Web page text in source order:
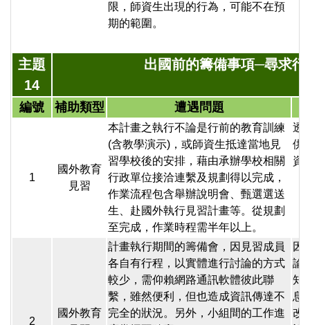
限，師資生出現的行為，可能不在預
期的範圍。
主題
14
出國前的籌備事項─尋求
編號 補助類型 遭遇問題
1
國外教育
見習
本計畫之執行不論是行前的教育訓練
(含教學演示)，或師資生抵達當地見
習學校後的安排，藉由承辦學校相關
行政單位接洽連繫及規劃得以完成，
作業流程包含舉辦說明會、甄選選送
生、赴國外執行見習計畫等。從規劃
至完成，作業時程需半年以上。
透
供
資
2
國外教育
計畫執行期間的籌備會，因見習成員
各自有行程，以實體進行討論的方式
較少，需仰賴網路通訊軟體彼此聯
繫，雖然便利，但也造成資訊傳達不
完全的狀況。另外，小組間的工作進
因
論
知
息
改